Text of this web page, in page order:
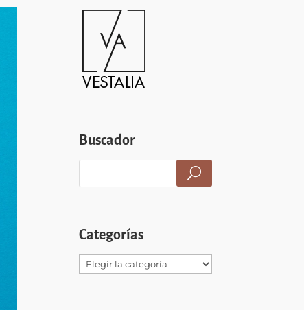
Buscador
Categorías
Categorías